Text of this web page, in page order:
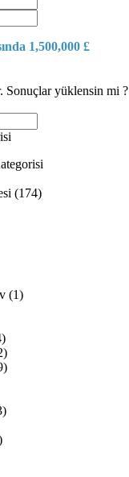
1,500,000 £
Sonuçlar yüklensin mi ?
(174)
(1)